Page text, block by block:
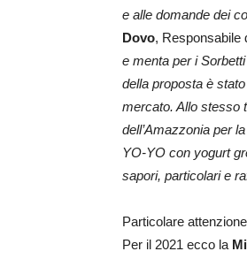
e alle domande dei
Dovo, Responsabile
e menta per i
della proposta è
mercato. Allo stesso
dell’Amazzonia per
YO-YO con yogurt
sapori, particolari e
Particolare
Per il 2021 ecco la